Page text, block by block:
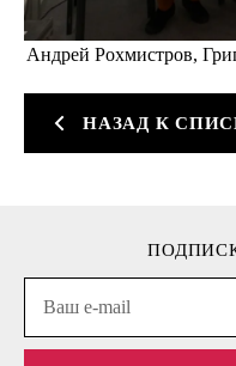
Андрей Рохмистров,
НАЗАД К